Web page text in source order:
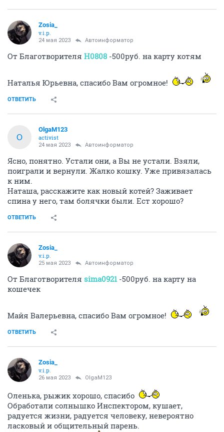
Zosia_
v.i.p.
24 мая 2023 Автоинформатор
От Благотворителя H0808 -500руб. на карту котям
Наталья Юрьевна, спасибо Вам огромное!
ОТВЕТИТЬ
O
OlgaM123
activist
24 мая 2023 Автоинформатор
Ясно, понятно. Устали они, а Вы не устали. Взяли,
поиграли и вернули. Жалко кошку. Уже привязалась
к ним.
Наташа, расскажите как новый котей? Заживает
спина у него, там болячки были. Ест хорошо?
ОТВЕТИТЬ
Zosia_
v.i.p.
25 мая 2023 Автоинформатор
От Благотворителя sima0921 -500руб. на карту на
кошечек
Майя Валерьевна, спасибо Вам огромное!
ОТВЕТИТЬ
Zosia_
v.i.p.
26 мая 2023 OlgaM123
Оленька, рыжик хорошо, спасибо
Обработали солнышко Инспектором, кушает,
радуется жизни, радуется человеку, невероятно
ласковый и общительный парень.